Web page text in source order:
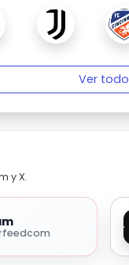
Ver todo
y X.